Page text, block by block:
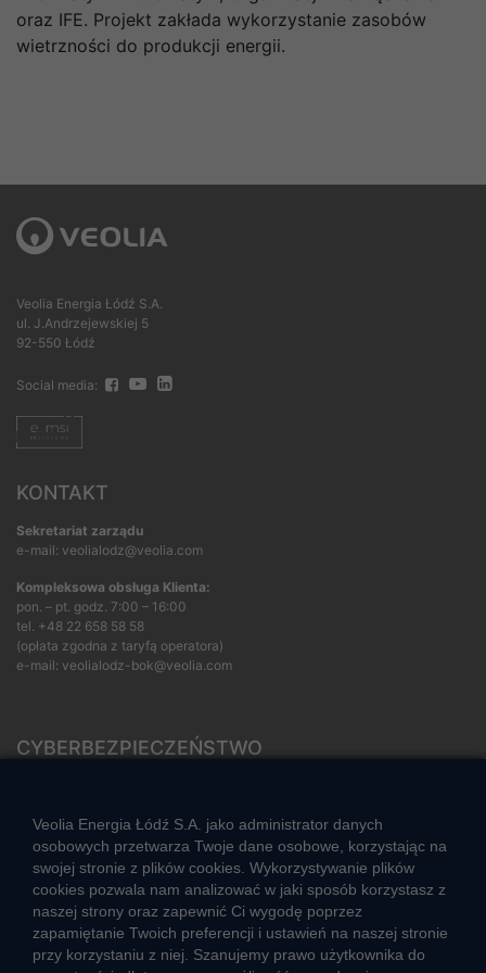
oraz IFE. Projekt zakłada wykorzystanie zasobów
wietrzności do produkcji energii.
Veolia Energia Łódź S.A.
ul. J.Andrzejewskiej 5
92-550 Łódź
Social media:
KONTAKT
Sekretariat zarządu
e-mail: veolialodz@veolia.com
Kompleksowa obsługa Klienta:
pon. – pt. godz. 7:00 – 16:00
tel. +48 22 658 58 58
(opłata zgodna z taryfą operatora)
e-mail: veolialodz-bok@veolia.com
CYBERBEZPIECZEŃSTWO
CIEPŁO SYSTEMOWE
Zalety ciepła systemowego
Ciepło przez cały rok
Veolia Energia Łódź S.A. jako administrator danych
osobowych przetwarza Twoje dane osobowe, korzystając na
swojej stronie z plików cookies. Wykorzystywanie plików
cookies pozwala nam analizować w jaki sposób korzystasz z
naszej strony oraz zapewnić Ci wygodę poprzez
zapamiętanie Twoich preferencji i ustawień na naszej stronie
przy korzystaniu z niej. Szanujemy prawo użytkownika do